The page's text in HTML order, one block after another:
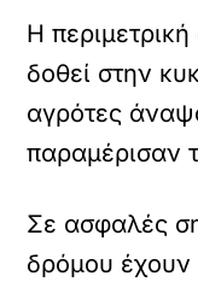
Η
δοθεί στην
αγρότες
παραμέρισαν
Σε ασφαλές
δρόμου έχουν